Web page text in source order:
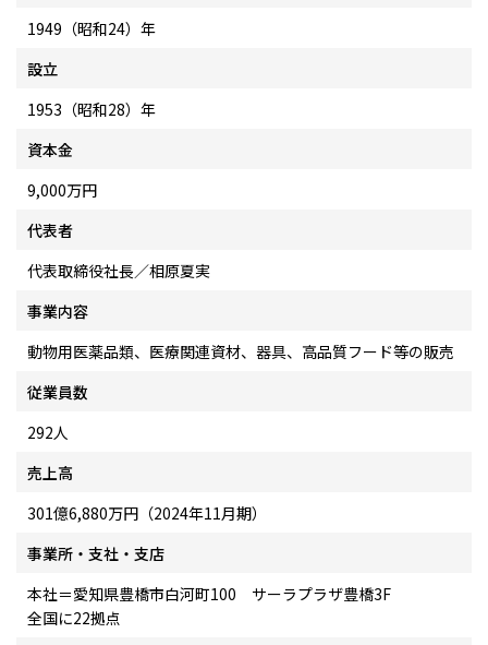
1949（昭和24）年
設立
1953（昭和28）年
資本金
9,000万円
代表者
代表取締役社長／相原夏実
事業内容
動物用医薬品類、医療関連資材、器具、高品質フード等の販売
従業員数
292人
売上高
301億6,880万円（2024年11月期）
事業所・支社・支店
本社＝愛知県豊橋市白河町100 サーラプラザ豊橋3F
全国に22拠点